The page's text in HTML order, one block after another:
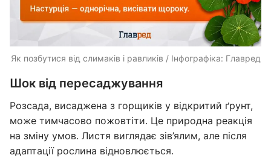
Як позбутися від слимаків і равликів / Інфографіка: Главред
Шок від пересаджування
Розсада, висаджена з горщиків у відкритий ґрунт,
може тимчасово пожовтіти. Це природна реакція
на зміну умов. Листя виглядає зів’ялим, але після
адаптації рослина відновлюється.